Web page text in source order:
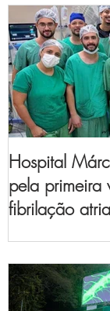
Hospital
pela
fibrilação